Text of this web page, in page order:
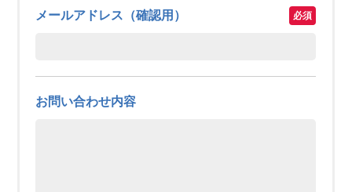
メールアドレス（確認用）
お問い合わせ内容